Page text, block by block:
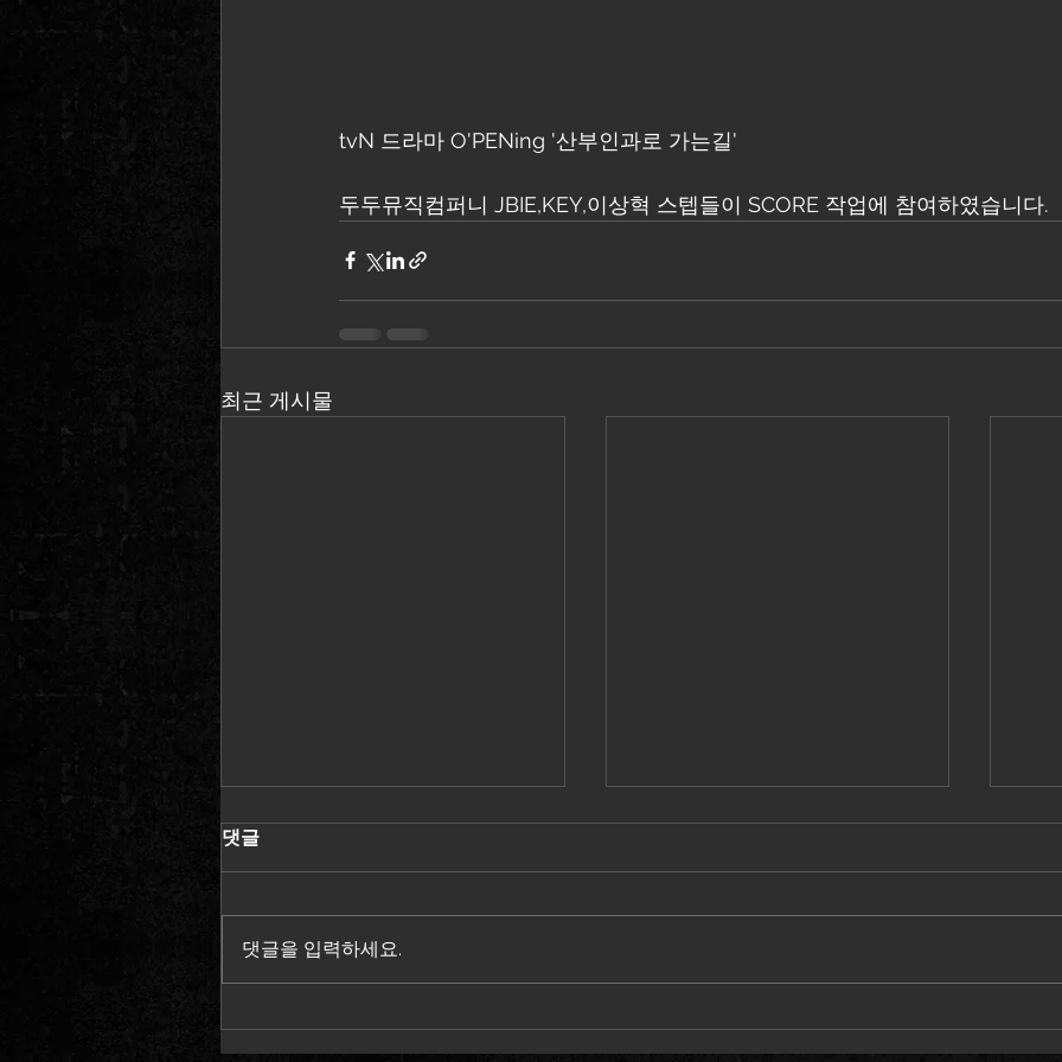
tvN 드라마 O'PENing '산부인과로 가는길'
두두뮤직컴퍼니 JBIE,KEY,이상혁 스텝들이 SCORE 작업에 참여하였습니다.
최근 게시물
빛축제' -2025.06.21
페스티벌' -2025.06.12
전' -
댓글
댓글을 입력하세요.